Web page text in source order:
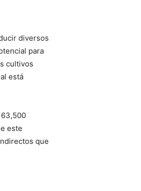
diversos
para
cultivos
está
este
que